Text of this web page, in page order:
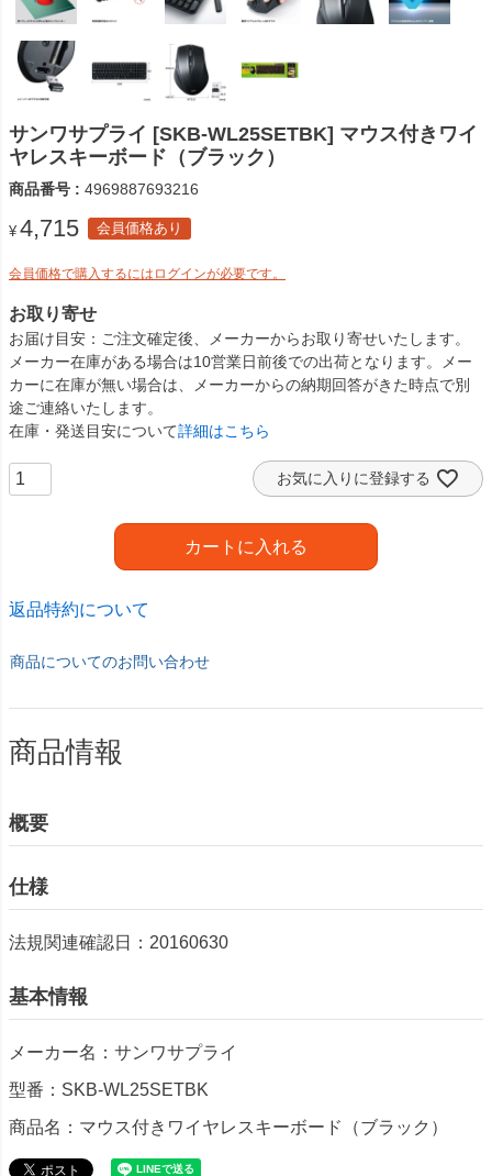
サンワサプライ [SKB-WL25SETBK] マウス付きワイ
ヤレスキーボード（ブラック）
商品番号 4969887693216
¥ 4,715 会員価格あり
会員価格で購入するにはログインが必要です。
お取り寄せ
お届け目安
ご注文確定後、メーカーからお取り寄せいたします。
メーカー在庫がある場合は10営業日前後での出荷となります。メー
カーに在庫が無い場合は、メーカーからの納期回答がきた時点で別
途ご連絡いたします。
在庫・発送目安について詳細はこちら
お気に入りに登録する
カートに入れる
返品特約について
商品についてのお問い合わせ
商品情報
概要
仕様
法規関連確認日：20160630
基本情報
メーカー名：サンワサプライ
型番：SKB-WL25SETBK
商品名：マウス付きワイヤレスキーボード（ブラック）